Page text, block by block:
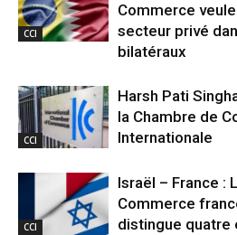
CCI
Commerce
secteur privé
bilatéraux
CCI
Harsh Pati
la Chambre de
Internationale
CCI
Israël – France :
Commerce
distingue quatre